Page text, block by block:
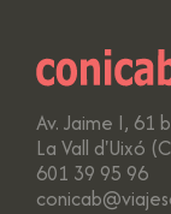
Av. Jaime I, 61
La Vall d'Uixó
601 39 95 96